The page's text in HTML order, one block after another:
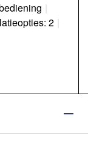
|
2 |